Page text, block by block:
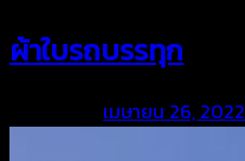
ผ้าใบรถบรรทุก
เมษายน 26, 2022